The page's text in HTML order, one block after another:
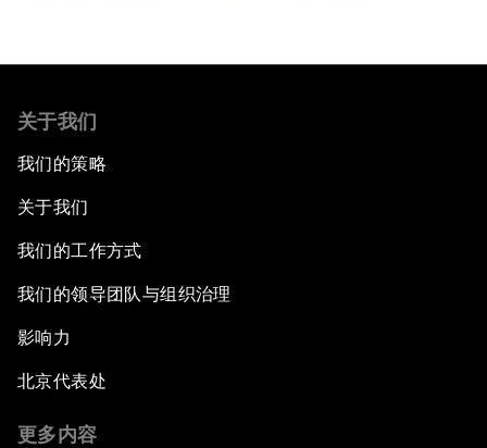
关于我们
我们的策略
关于我们
我们的工作方式
我们的领导团队与组织治理
影响力
北京代表处
更多内容